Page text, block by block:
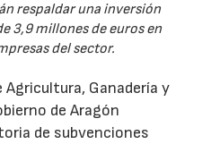
respaldar una inversión
3,9 millones de euros en
del sector.
Ganadería y
de Aragón
de subvenciones